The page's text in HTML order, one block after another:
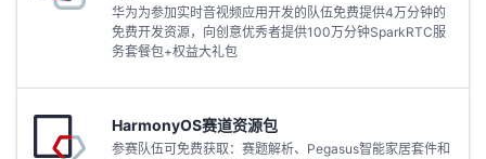
华为为参加实时音视频应用开发的队伍免费提供4万分钟的
免费开发资源，向创意优秀者提供100万分钟SparkRTC服
务套餐包+权益大礼包
HarmonyOS赛道资源包
参赛队伍可免费获取：赛题解析、Pegasus智能家居套件和